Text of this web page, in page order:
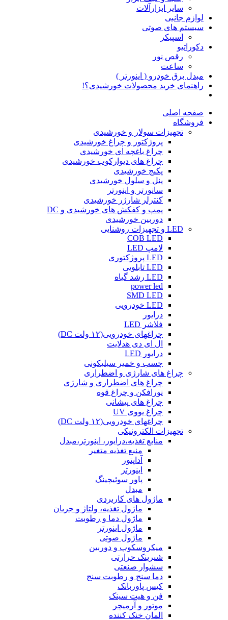
سایر ابزارآلات
لوازم جانبی
سیستم های صوتی
اسپیکر
دکوراتیو
رقص نور
ساعت
مبدل برق خودرو ( اینورتر )
راهنمای خرید محصولات خورشیدی؟!
صفحه اصلی
فروشگاه
تجهیزات سولار و خورشیدی
پروژکتور و چراغ خورشیدی
چراغ باغچه ای خورشیدی
چراغ های دیوارکوب خورشیدی
پکیج خورشیدی
پنل و سلول خورشیدی
سانورتر و اینورتر
کنترلر شارژر خورشیدی
پمپ و کفکش های خورشیدی و DC
دوربین خورشیدی
LED و تجهیزات روشنایی
COB LED
لامپ LED
LED پروژکتوری
LED تابلویی
LED رشد گیاه
power led
SMD LED
LED خودرویی
درایور
فلاشر LED
چراغهای خودرویی(۱۲ ولت DC)
ال ای دی هدلایت
درایور LED
چسب و خمیر سیلیکونی
چراغ های شارژی و اضطراری
چراغ های اضطراری و شارژی
نورافکن و چراغ قوه
چراغ های پیشانی
چراغ یووی UV
چراغهای خودرویی(۱۲ ولت DC)
تجهیزات الکترونیکی
منابع تغذیه،درایور، اینورتر،مبدل
منبع تغذیه متغیر
آداپتور
اینورتر
پاور سوئیچینگ
مبدل
ماژول های کاربردی
ماژول تغذیه، ولتاژ و جریان
ماژول دما و رطوبت
ماژول اینورتر
ماژول صوتی
میکروسکوپ و دوربین
شیرینک حرارتی
سشوار صنعتی
دما سنج و رطوبت سنج
کیس پاوربانک
فن و هیت سینک
موتور و آرمیچر
المان خنک کننده